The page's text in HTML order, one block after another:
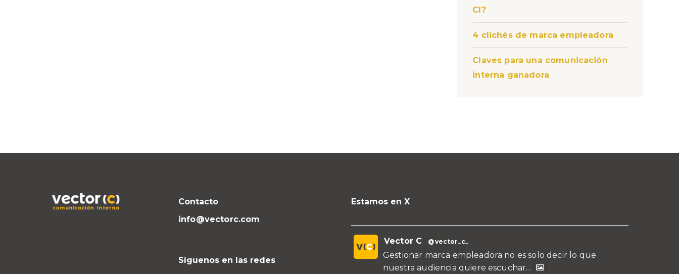
CI?
4 clichés de marca empleadora
Claves para una comunicación
interna ganadora
Contacto
info@vectorc.com
Síguenos en las redes
Estamos en X
Vector C @vector_c_ ·
Gestionar marca empleadora no es solo decir lo que
nuestra audiencia quiere escuchar...